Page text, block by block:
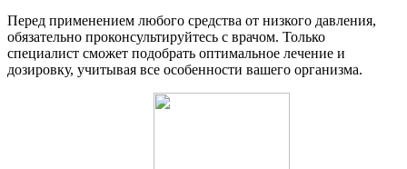
Перед применением любого средства от низкого давления,
обязательно проконсультируйтесь с врачом. Только
специалист сможет подобрать оптимальное лечение и
дозировку, учитывая все особенности вашего организма.